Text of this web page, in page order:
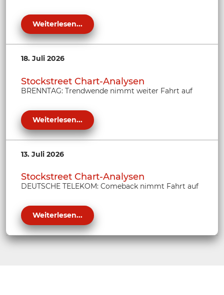
Weiterlesen...
18. Juli 2026
Stockstreet Chart-Analysen
BRENNTAG: Trendwende nimmt weiter Fahrt auf
Weiterlesen...
13. Juli 2026
Stockstreet Chart-Analysen
DEUTSCHE TELEKOM: Comeback nimmt Fahrt auf
Weiterlesen...